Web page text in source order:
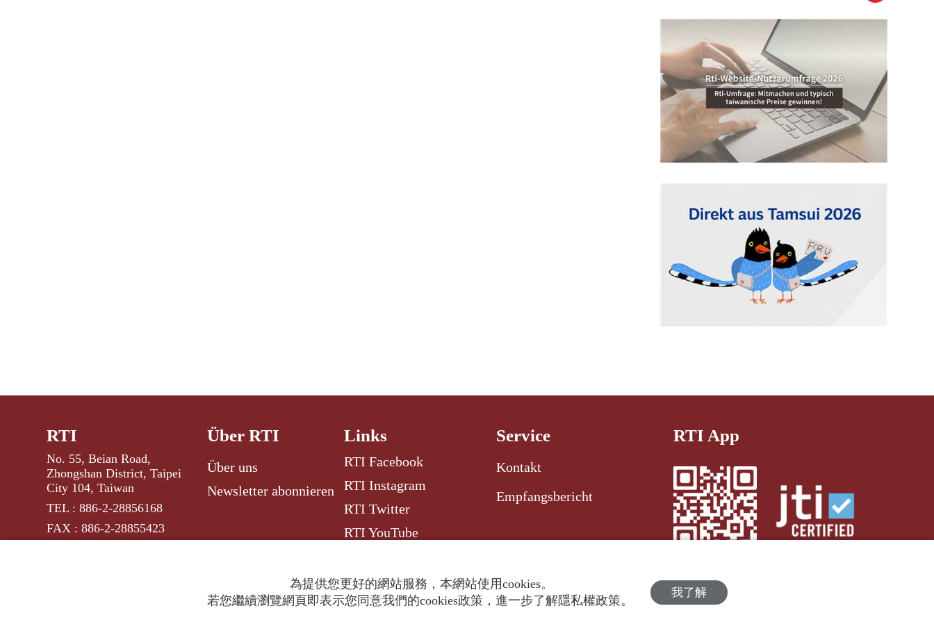
RTI
No. 55, Beian Road,
Zhongshan District, Taipei
City 104, Taiwan
TEL : 886-2-28856168
FAX : 886-2-28855423
Über RTI
Über uns
Newsletter abonnieren
Links
RTI Facebook
RTI Instagram
RTI Twitter
RTI YouTube
Service
Kontakt
Empfangsbericht
RTI App
為提供您更好的網站服務，本網站使用cookies。
若您繼續瀏覽網頁即表示您同意我們的cookies政策，進一步了解隱私權政策。
我了解